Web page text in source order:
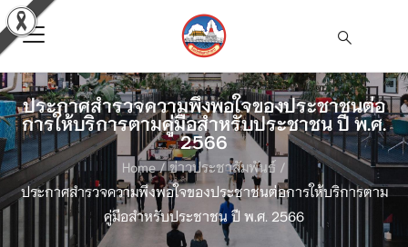
ประกาศสำรวจความพึงพอใจของประชาชนต่อ
การให้บริการตามคู่มือสำหรับประชาชน ปี พ.ศ.
2566
Home/ ข่าวประชาสัมพันธ์ /
ประกาศสำรวจความพึงพอใจของประชาชนต่อการให้บริการตาม
คู่มือสำหรับประชาชน ปี พ.ศ. 2566